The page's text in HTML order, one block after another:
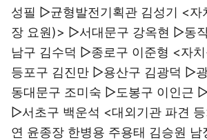
성필 ▷균형발전기획관 김성기 <자
장 요원)> ▷서대문구 강옥현 ▷동
남구 김수덕 ▷종로구 이준형 <자
등포구 김진만 ▷용산구 김광덕 ▷
동대문구 조미숙 ▷도봉구 이인근
▷서초구 백운석 <대외기관 파견
연 윤종장 한병용 주용태 김승원 남